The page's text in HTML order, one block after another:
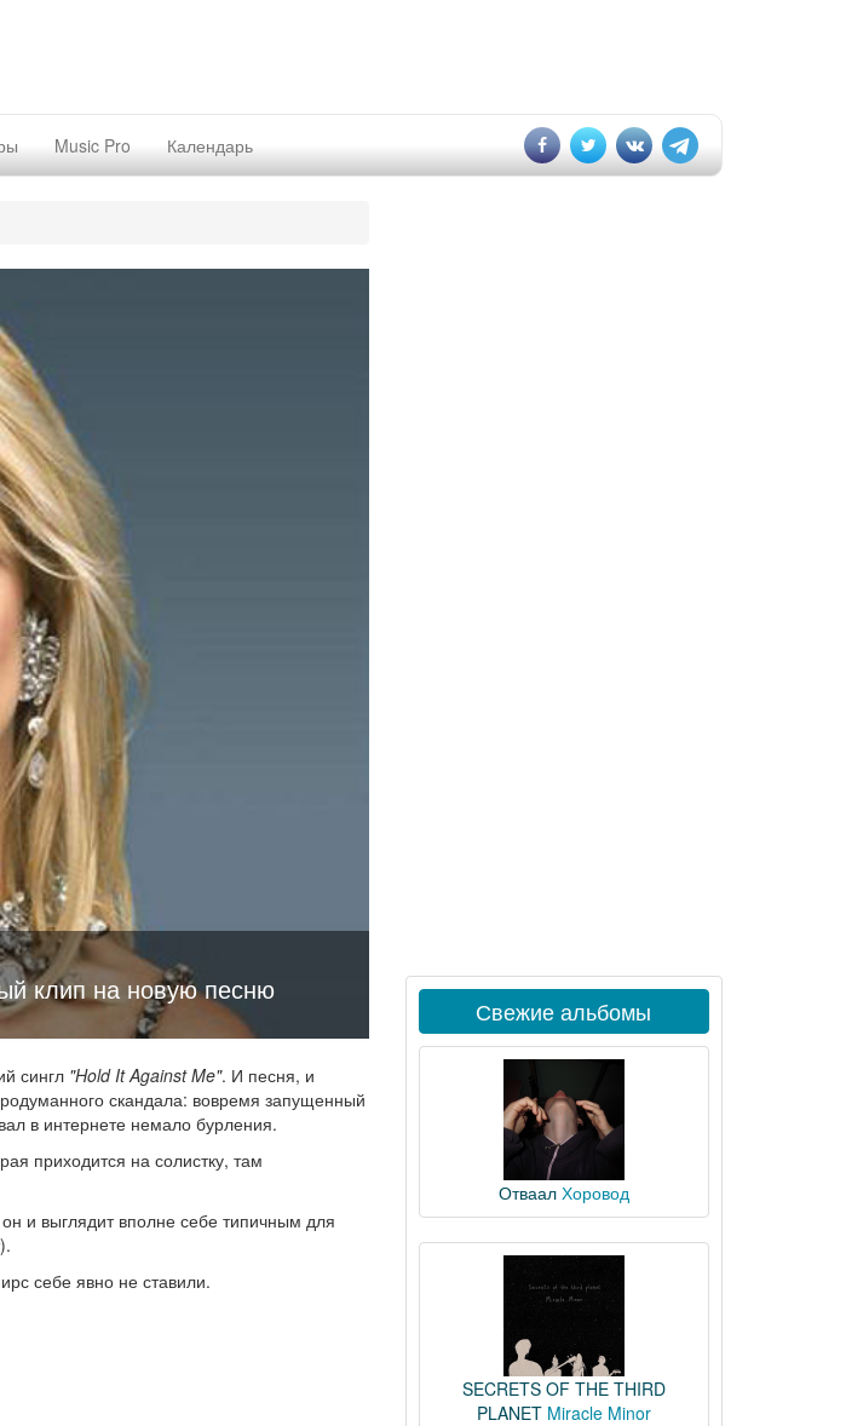
Music Pro Календарь
клип на новую песню
сингл "Hold It Against Me". И песня, и
скандала: вовремя запущенный
в интернете немало бурления.
приходится на солистку, там
и выглядит вполне себе типичным для
себе явно не ставили.
Свежие альбомы
Отваал Хоровод
SECRETS OF THE THIRD
PLANET Miracle Minor